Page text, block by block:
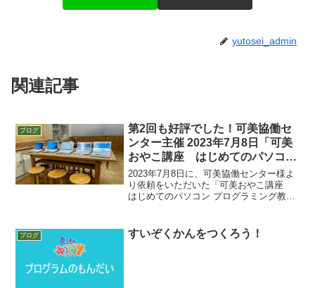
yutosei_admin
関連記事
ブログ
第2回も好評でした！可美協働セ
ンター主催 2023年7月8日「可美
おやこ講座 はじめてのパソコン
プログラミング教室」
2023年7月8日に、可美協働センター様よ
り依頼をいただいた「可美おやこ講座
はじめてのパソコン プログラミング教
ただき、1教室 親子10人で開催。内容は
第1回と同...
ブログ すいぞくかんをつくろう！